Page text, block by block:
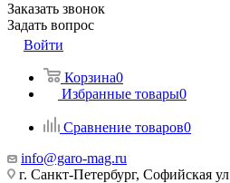
Заказать звонок
Задать вопрос
Войти
Корзина0
Избранные товары0
Сравнение товаров0
info@garo-mag.ru
г. Санкт-Петербург, Софийская